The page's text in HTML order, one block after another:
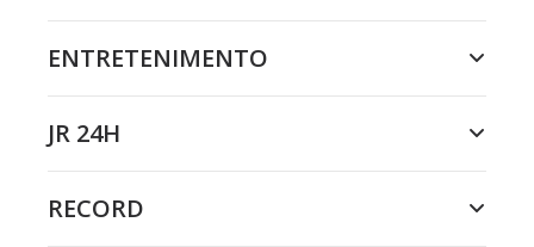
ENTRETENIMENTO
JR 24H
RECORD